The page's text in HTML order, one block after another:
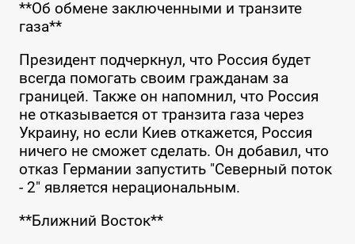
**Об обмене заключенными и транзите
газа**
Президент подчеркнул, что Россия будет
всегда помогать своим гражданам за
границей. Также он напомнил, что Россия
не отказывается от транзита газа через
Украину, но если Киев откажется, Россия
ничего не сможет сделать. Он добавил, что
отказ Германии запустить "Северный поток
- 2" является нерациональным.
**Ближний Восток**